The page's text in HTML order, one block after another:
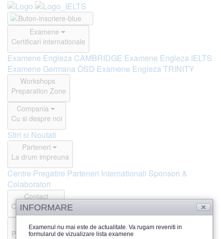
Examene
Certificari internationale
Examene Engleza CAMBRIDGE Examene Engleza IELTS
Examene Germana ÖSD Examene Engleza TRINITY
Workshops
Preparation Zone
Compania
Cu si despre noi
Stiri si Noutati
Parteneri
La drum impreuna
Centre Pregatire Parteneri Internationali Sponsori &
Colaboratori
Contact
Offline si Online
Recenzii
Parerea publicului
INFORMARE
Examenul nu mai este de actualitate. Va rugam reveniti in
formularul de vizualizare lista examene